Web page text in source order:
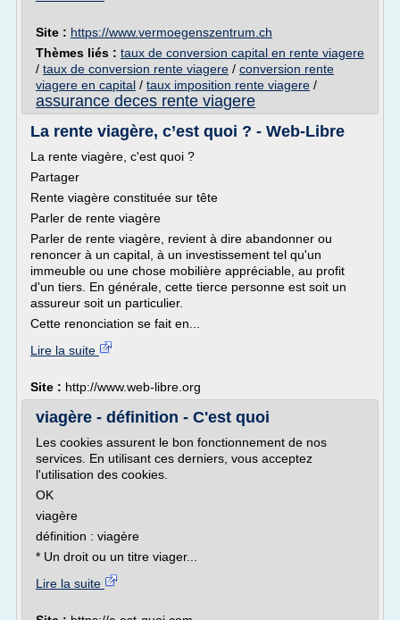
Site : https://www.vermoegenszentrum.ch
Thèmes liés : taux de conversion capital en rente viagere
/ taux de conversion rente viagere / conversion rente
viagere en capital / taux imposition rente viagere /
assurance deces rente viagere
La rente viagère, c’est quoi ? - Web-Libre
La rente viagère, c'est quoi ?
Partager
Rente viagère constituée sur tête
Parler de rente viagère
Parler de rente viagère, revient à dire abandonner ou
renoncer à un capital, à un investissement tel qu'un
immeuble ou une chose mobilière appréciable, au profit
d'un tiers. En générale, cette tierce personne est soit un
assureur soit un particulier.
Cette renonciation se fait en...
Lire la suite
Site : http://www.web-libre.org
viagère - définition - C'est quoi
Les cookies assurent le bon fonctionnement de nos
services. En utilisant ces derniers, vous acceptez
l'utilisation des cookies.
OK
viagère
définition : viagère
* Un droit ou un titre viager...
Lire la suite